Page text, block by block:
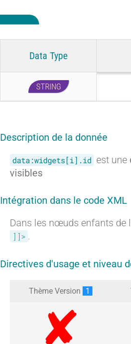
Data Type
STRING
Description de la donnée
data:widgets[i].id est une
visibles
Intégration dans le code XML
Dans les nœuds enfants de
]]> .
Directives d'usage et niveau
Thème Version 1